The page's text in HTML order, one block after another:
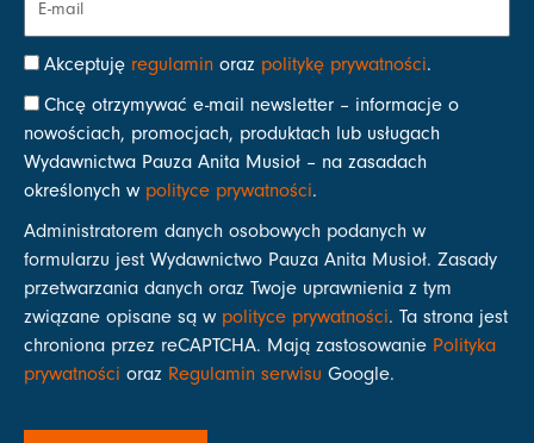
Akceptuję regulamin oraz politykę prywatności.
Chcę otrzymywać e-mail newsletter – informacje o
nowościach, promocjach, produktach lub usługach
Wydawnictwa Pauza Anita Musioł – na zasadach
określonych w polityce prywatności.
Administratorem danych osobowych podanych w
formularzu jest Wydawnictwo Pauza Anita Musioł. Zasady
przetwarzania danych oraz Twoje uprawnienia z tym
związane opisane są w polityce prywatności. Ta strona jest
chroniona przez reCAPTCHA. Mają zastosowanie Polityka
prywatności oraz Regulamin serwisu Google.